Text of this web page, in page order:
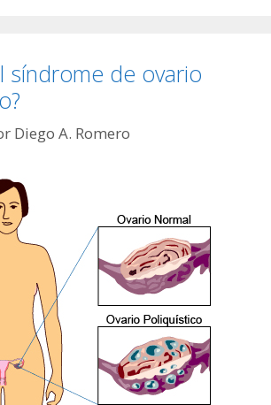
síndrome de ovario
Diego A. Romero